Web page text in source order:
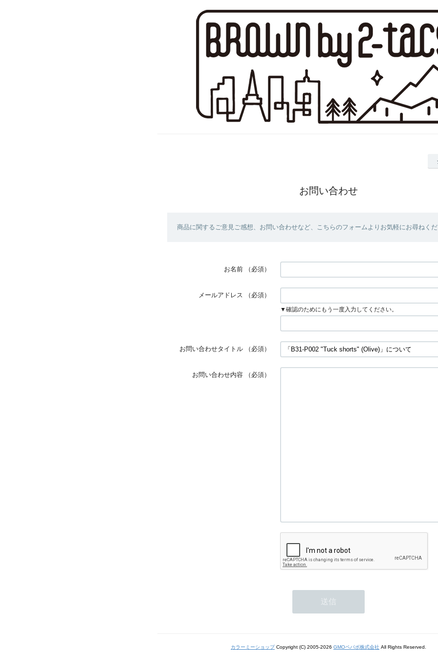
お問い合わせ
商品に関するご意見ご感想、お問い合わせなど、こちらのフォームよりお気軽にお尋ねく
お名前 （必須）
メールアドレス （必須）
▼確認のためにもう一度入力してください。
お問い合わせタイトル （必須）
お問い合わせ内容 （必須）
カラーミーショップCopyright (C) 2005-2026 GMOペパボ株式会社 All Rights Reserved.